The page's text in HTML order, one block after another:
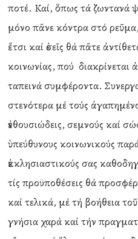
ποτέ. Καί, ὅπως τά ζωντανά
μόνο πᾶνε κόντρα στό
ἔτσι καί ἐσεῖς θά πᾶτε
κοινωνίας, πού
ταπεινά συμφέροντα.
στενότερα μέ τούς
ἐνθουσιώδεις, σεμνούς καί
ὑπεύθυνους κοινωνικούς
ἐκκλησιαστικούς σας
τίς προϋποθέσεις θά
καί τελικά, μέ τή βοήθεια
γνήσια χαρά καί τήν